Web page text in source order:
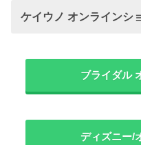
ケイウノ オンラインシ
ブライダル
ディズニー/